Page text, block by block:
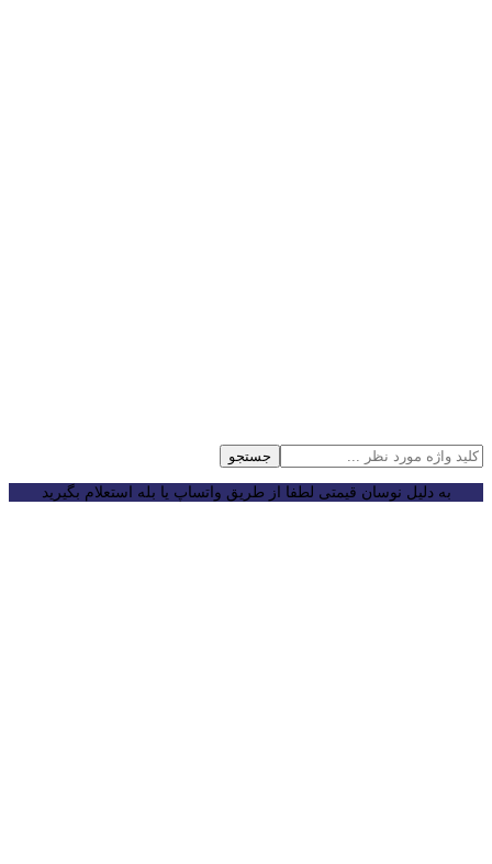
جستجو
به دلیل نوسان قیمتی لطفا از طریق واتساپ یا بله استعلام بگیرید